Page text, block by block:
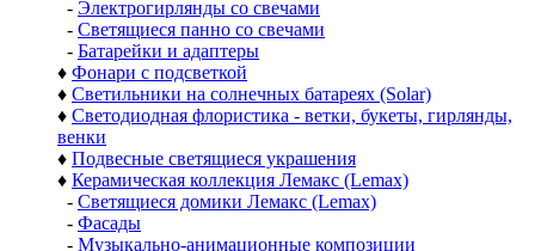
- Электрогирлянды со свечами
- Светящиеся панно со свечами
- Батарейки и адаптеры
♦ Фонари с подсветкой
♦ Светильники на солнечных батареях (Solar)
♦ Светодиодная флористика - ветки, букеты, гирлянды,
венки
♦ Подвесные светящиеся украшения
♦ Керамическая коллекция Лемакс (Lemax)
- Светящиеся домики Лемакс (Lemax)
- Фасады
- Музыкально-анимационные композиции